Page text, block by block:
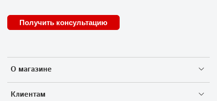
О магазине
Клиентам
Получить консультацию